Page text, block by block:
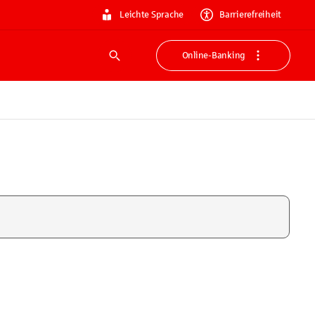
Leichte Sprache Barrierefreiheit
Suche
Online-Banking